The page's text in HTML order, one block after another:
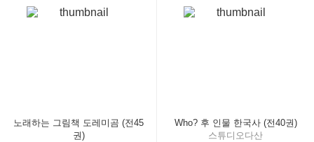
노래하는 그림책 도레미곰 (전45
권)
Who? 후 인물 한국사 (전40권)
스튜디오다산